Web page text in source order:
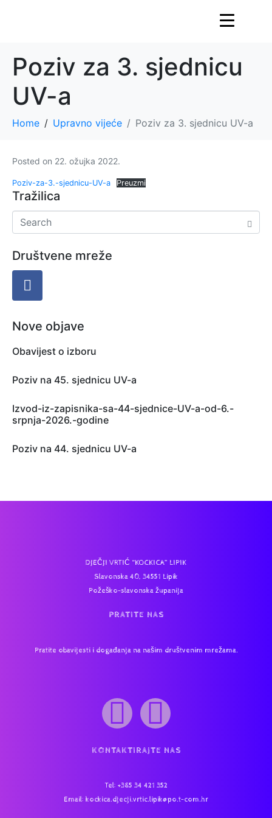
Poziv za 3. sjednicu
UV-a
Home Upravno vijeće Poziv za 3. sjednicu UV-a
Posted on 22. ožujka 2022.
Poziv-za-3.-sjednicu-UV-a Preuzmi
Tražilica
Društvene mreže
Nove objave
Obavijest o izboru
Poziv na 45. sjednicu UV-a
Izvod-iz-zapisnika-sa-44-sjednice-UV-a-od-6.-
srpnja-2026.-godine
Poziv na 44. sjednicu UV-a
DJEČJI VRTIĆ “KOCKICA” LIPIK
Slavonska 40, 34551 Lipik
Požeško-slavonska županija
PRATITE NAS
Pratite obavijesti i događanja na našim društvenim mrežama.
KONTAKTIRAJTE NAS
Tel: +385 34 421 352
Email: kockica.djecji.vrtic.lipik@po.t-com.hr